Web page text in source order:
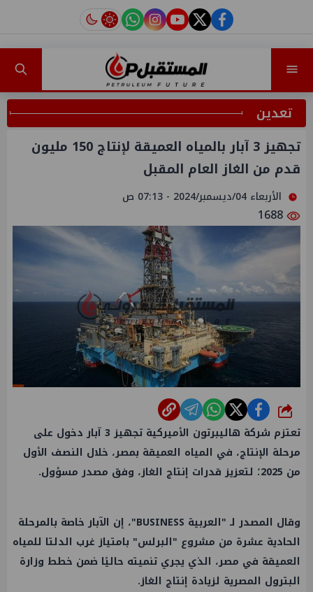
facebook
twitter
youtube
instagram
tiktok
تعدين
تجهيز 3 آبار بالمياه العميقة لإنتاج 150 مليون
قدم من الغاز العام المقبل
الأربعاء 04/ديسمبر/2024 - 07:13 ص
شارك
تعتزم شركة هاليبرتون الأميركية تجهيز 3 آبار دخول على
مرحلة الإنتاج، في المياه العميقة بمصر، خلال النصف الأول
من 2025؛ لتعزيز قدرات إنتاج الغاز، وفق مصدر مسؤول.
وقال المصدر لـ "العربية BUSINESS"، إن الآبار خاصة بالمرحلة
الحادية عشرة من مشروع "البرلس" بامتياز غرب الدلتا للمياه
العميقة في مصر، الذي يجري تنميته حاليًا ضمن خطط وزارة
البترول المصرية لزيادة إنتاج الغاز.